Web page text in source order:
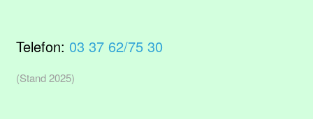
Telefon: 03 37 62/75 30
(Stand 2025)